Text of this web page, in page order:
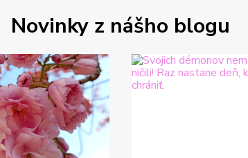
Novinky z nášho blogu